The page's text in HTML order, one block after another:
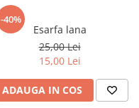
-40%
Esarfa lana
25,00 Lei
15,00 Lei
ADAUGA IN COS